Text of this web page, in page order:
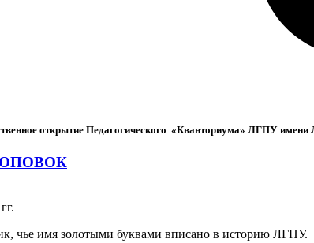
открытие Педагогического «Кванториума» ЛГПУ
чье имя золотыми буквами вписано в историю ЛГПУ.